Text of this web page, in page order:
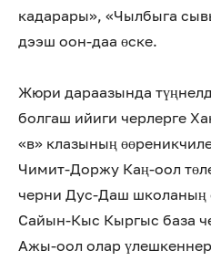
кадарары», «Чылбыга
дээш оон-даа өске.
Жюри дараазында
болгаш ийиги черлерге
«в» клазының
Чимит-Доржу Каң-оол
черни Дус-Даш школаның
Сайын-Кыс Кыргыс база
Ажы-оол олар